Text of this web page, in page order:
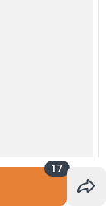
17